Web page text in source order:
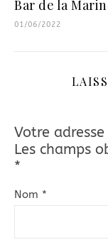
Bar de la
01/06/2022
Votre
Les champs
*
Nom *